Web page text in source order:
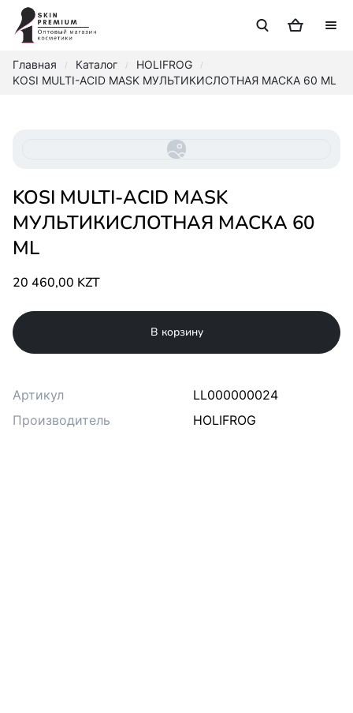
Главная / Каталог / HOLIFROG /
KOSI MULTI-ACID MASK МУЛЬТИКИСЛОТНАЯ МАСКА 60 ML
KOSI MULTI-ACID MASK
МУЛЬТИКИСЛОТНАЯ МАСКА 60
ML
20 460,00 KZT
В корзину
Артикул
LL000000024
Производитель
HOLIFROG